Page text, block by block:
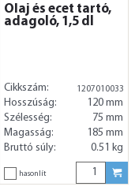
Olaj és ecet tartó,
adagoló, 1,5 dl
Cikkszám: 1207010033
Hosszúság:
120 mm
Szélesség:
75 mm
Magasság:
185 mm
Bruttó súly:
0.51 kg
hasonlít